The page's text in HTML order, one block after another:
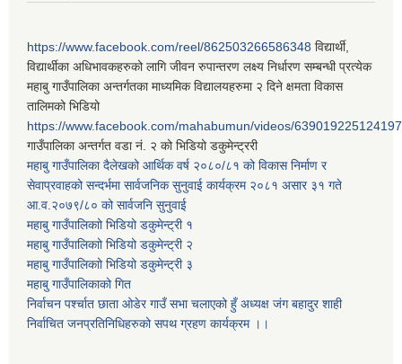
https://www.facebook.com/reel/862503266586348 विद्यार्थी,
विद्यार्थीका अधिभावकहरुको लागि जीवन रुपान्तरण लक्ष्य निर्धारण सम्बन्धी प्रत्येक
महाबु गाउँपालिका अन्तर्गतका माध्यमिक विद्यालयहरुमा २ दिने क्षमता विकास
तालिमको भिडियो
https://www.facebook.com/mahabumun/videos/639019225124197
गाउँपालिका अन्तर्गत वडा नं. २ को भिडियो डकुमेन्ट्ररी
महाबु गाउँपालिका दैलेखको आर्थिक वर्ष २०८०/८१ को विकास निर्माण र
सेवाप्रवाहको सन्दर्भमा सार्वजनिक सुनुवाई कार्यक्रम २०८१ असार ३१ गते
आ.व.२०७९/८० को सार्वजनि सुनुवाई
महाबु गाउँपालिकाो भिडियो डकुमेन्ट्री १
महाबु गाउँपालिकाो भिडियो डकुमेन्ट्री २
महाबु गाउँपालिकाो भिडियो डकुमेन्ट्री ३
महाबु गाउँपालिकाको गित
निर्वाचन पर्श्चात छाता ओडेर गाउँ सभा चलाएको हुँ अध्यक्ष जंग बहादुर शाही
निर्वाचित जनप्रतिनिधिहरुको सपथ ग्रहण कार्यक्रम ।।